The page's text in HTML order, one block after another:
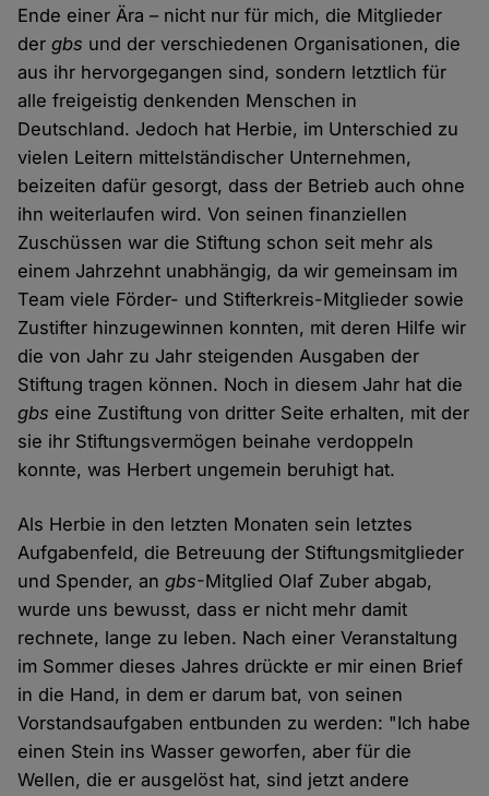
Ende einer Ära – nicht nur für mich, die Mitglieder
dergbs und der verschiedenen Organisationen, die
aus ihr hervorgegangen sind, sondern letztlich für
alle freigeistig denkenden Menschen in
Deutschland. Jedoch hat Herbie, im Unterschied zu
vielen Leitern mittelständischer Unternehmen,
beizeiten dafür gesorgt, dass der Betrieb auch ohne
ihn weiterlaufen wird. Von seinen finanziellen
Zuschüssen war die Stiftung schon seit mehr als
einem Jahrzehnt unabhängig, da wir gemeinsam im
Team viele Förder- und Stifterkreis-Mitglieder sowie
Zustifter hinzugewinnen konnten, mit deren Hilfe wir
die von Jahr zu Jahr steigenden Ausgaben der
Stiftung tragen können. Noch in diesem Jahr hat die
gbs eine Zustiftung von dritter Seite erhalten, mit der
sie ihr Stiftungsvermögen beinahe verdoppeln
konnte, was Herbert ungemein beruhigt hat.
Als Herbie in den letzten Monaten sein letztes
Aufgabenfeld, die Betreuung der Stiftungsmitglieder
und Spender, angbs-Mitglied Olaf Zuber abgab,
wurde uns bewusst, dass er nicht mehr damit
rechnete, lange zu leben. Nach einer Veranstaltung
im Sommer dieses Jahres drückte er mir einen Brief
in die Hand, in dem er darum bat, von seinen
Vorstandsaufgaben entbunden zu werden: "Ich habe
einen Stein ins Wasser geworfen, aber für die
Wellen, die er ausgelöst hat, sind jetzt andere